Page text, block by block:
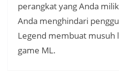
perangkat yang Anda
Anda menghindari
Legend membuat musuh
game ML.